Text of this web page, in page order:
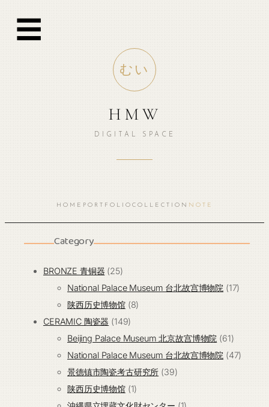
☰
むい
HMW
DIGITAL SPACE
HOME PORTFOLIO COLLECTION NOTE
Category
BRONZE 青铜器 2525
个
产
品
National Palace Museum 台北故宫博物院 1717
陕西历史博物馆 88
产
品
CERAMIC 陶瓷器 149149
个
产
品
Beijing Palace Museum 北京故宫博物院 6161
个
National Palace Museum 台北故宫博物院 4747
景德镇市陶瓷考古研究所 3939
陕西历史博物馆 11